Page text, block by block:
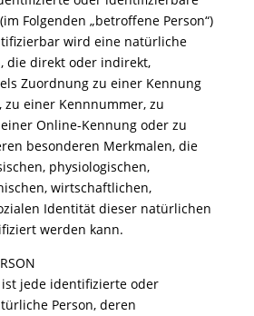
Folgenden „betroffene Person“)
wird eine natürliche
die direkt oder indirekt,
Zuordnung zu einer Kennung
zu einer Kennnummer, zu
Online-Kennung oder zu
besonderen Merkmalen, die
physiologischen,
wirtschaftlichen,
Identität dieser natürlichen
werden kann.
jede identifizierte oder
Person, deren